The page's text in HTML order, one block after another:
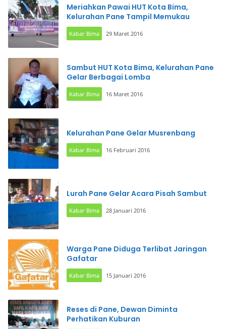
Meriahkan Pawai HUT Kota Bima,
Kelurahan Pane Tampil Memukau
Kabar Bima 29 Maret 2016
Sambut HUT Kota Bima, Kelurahan Pane
Gelar Berbagai Lomba
Kabar Bima 16 Maret 2016
Kelurahan Pane Gelar Musrenbang
Kabar Bima 16 Februari 2016
Lurah Pane Gelar Acara Pisah Sambut
Kabar Bima 28 Januari 2016
Warga Pane Diduga Terlibat Jaringan
Gafatar
Kabar Bima 15 Januari 2016
Reses di Pane, Dewan Diminta
Perhatikan Kuburan